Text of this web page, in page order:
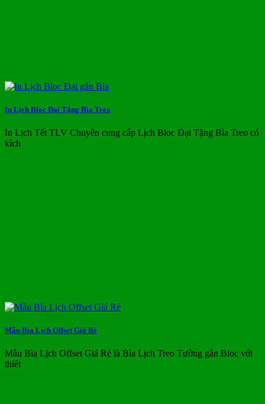
In Lịch Bloc Đại Tặng Bìa Treo
In Lịch Tết TLV Chuyên cung cấp Lịch Bloc Đại Tặng Bìa Treo có
kích
Mẫu Bìa Lịch Offset Giá Rẻ
Mẫu Bìa Lịch Offset Giá Rẻ là Bìa Lịch Treo Tường gắn Bloc với
thiết